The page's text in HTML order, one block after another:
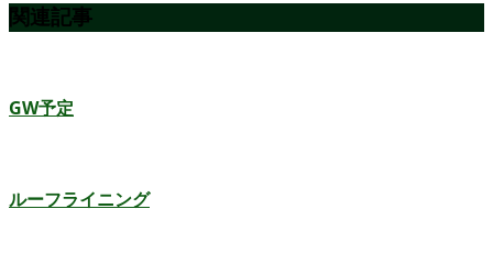
関連記事
GW予定
ルーフライニング